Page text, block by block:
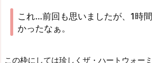
これ…前回も思いましたが、1時
かったなぁ。
この枠にしては珍しくザ・ハートウォー